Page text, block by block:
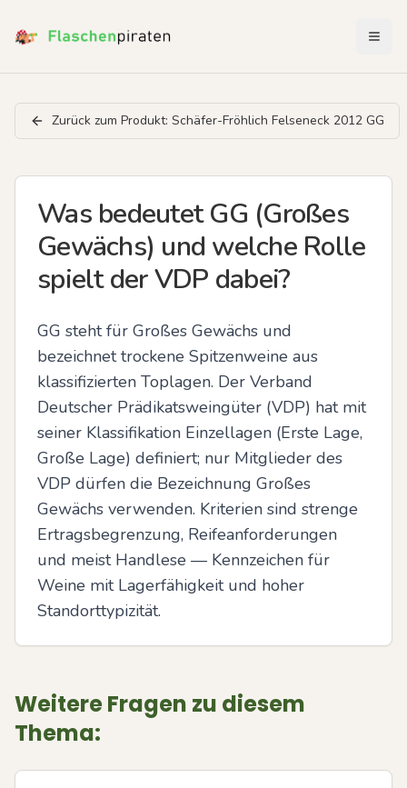
Zurück zum Produkt: Schäfer-Fröhlich Felseneck 2012 GG
Was bedeutet GG (Großes
Gewächs) und welche Rolle
spielt der VDP dabei?
GG steht für Großes Gewächs und
bezeichnet trockene Spitzenweine aus
klassifizierten Toplagen. Der Verband
Deutscher Prädikatsweingüter (VDP) hat mit
seiner Klassifikation Einzellagen (Erste Lage,
Große Lage) definiert; nur Mitglieder des
VDP dürfen die Bezeichnung Großes
Gewächs verwenden. Kriterien sind strenge
Ertragsbegrenzung, Reifeanforderungen
und meist Handlese — Kennzeichen für
Weine mit Lagerfähigkeit und hoher
Standorttypizität.
Weitere Fragen zu diesem
Thema: